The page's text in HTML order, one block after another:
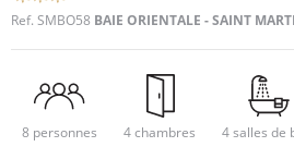
Ref. SMBO58 BAIE ORIENTALE - SAINT
8 personnes 4 chambres 4 salles de